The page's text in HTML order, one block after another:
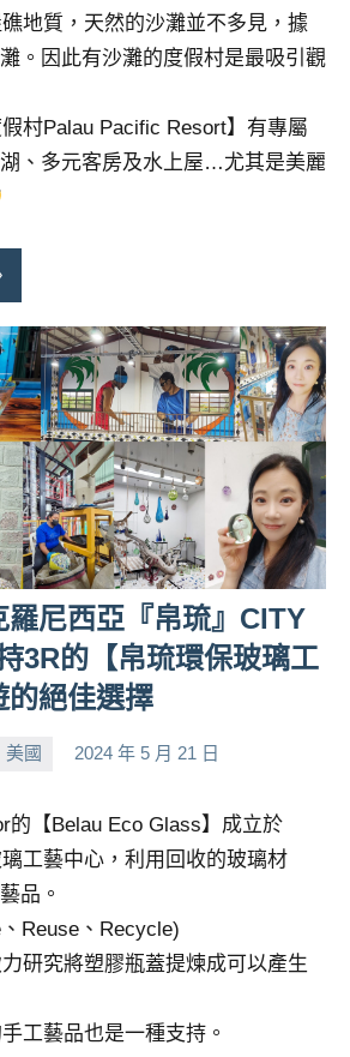
地質，天然的沙灘並不多見，據
。因此有沙灘的度假村是最吸引觀
假村Palau Pacific Resort】有專屬
、多元客房及水上屋…尤其是美麗
尼西亞『帛琉』CITY
3R的【帛琉環保玻璃工
的絕佳選擇
美國 2024 年 5 月 21 日
的【Belau Eco Glass】成立於
工藝中心，利用回收的玻璃材
品。
Reuse、Recycle)
研究將塑膠瓶蓋提煉成可以產生
工藝品也是一種支持。